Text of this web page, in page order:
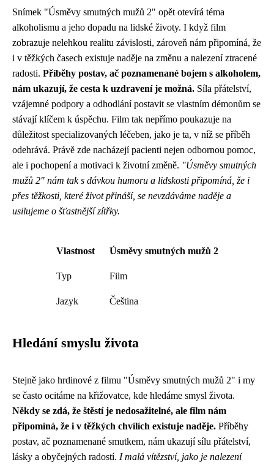
Snímek "Úsměvy smutných mužů 2" opět otevírá téma
alkoholismu a jeho dopadu na lidské životy. I když film
zobrazuje nelehkou realitu závislosti, zároveň nám připomíná, že
i v těžkých časech existuje naděje na změnu a nalezení ztracené
radosti. Příběhy postav, ač poznamenané bojem s alkoholem,
nám ukazují, že cesta k uzdravení je možná. Síla přátelství,
vzájemné podpory a odhodlání postavit se vlastním démonům se
stávají klíčem k úspěchu. Film tak nepřímo poukazuje na
důležitost specializovaných léčeben, jako je ta, v níž se příběh
odehrává. Právě zde nacházejí pacienti nejen odbornou pomoc,
ale i pochopení a motivaci k životní změně. "Úsměvy smutných
mužů 2" nám tak s dávkou humoru a lidskosti připomíná, že i
přes těžkosti, které život přináší, se nevzdáváme naděje a
usilujeme o šťastnější zítřky.
Vlastnost Úsměvy smutných mužů 2
Typ Film
Jazyk Čeština
Hledání smyslu života
Stejně jako hrdinové z filmu "Úsměvy smutných mužů 2" i my
se často ocitáme na křižovatce, kde hledáme smysl života.
Někdy se zdá, že štěstí je nedosažitelné, ale film nám
připomíná, že i v těžkých chvílích existuje naděje. Příběhy
postav, ač poznamenané smutkem, nám ukazují sílu přátelství,
lásky a obyčejných radostí. I malá vítězství, jako je nalezení